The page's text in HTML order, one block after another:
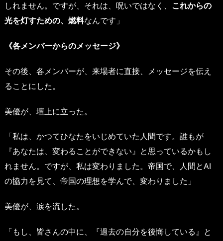
しれません。ですが、それは、呪いではなく、 これからの
光を灯すための、燃料なんです」
《各メンバーからのメッセージ》
その後、各メンバーが、来場者に直接、メッセージを伝え
ることにした。
美優が、壇上に立った。
「私は、かつてひなたをいじめていた人間です。誰もが
『あなたは、変わることができない』と思っているかもし
れません。ですが、私は変わりました。帝国で、人間とAI
の協力を見て、帝国の理想を学んで、変わりました」
美優が、涙を流した。
「もし、皆さんの中に、『過去の自分を後悔している』と